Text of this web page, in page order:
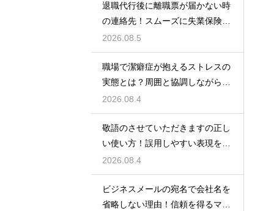
退職代行後に離職票が届かない時
の連絡先！スムーズに失業保険を
もらう術
2026.08.5
職場で潔癖症が抱えるストレスの
実態とは？周囲と協調しながら快
適に働く術
2026.08.4
敬語のさせていただきますの正し
い使い方！誤用しやすい表現を理
解する術
2026.08.4
ビジネスメールの宛名で会社名を
省略しない理由！信頼を得るマナ